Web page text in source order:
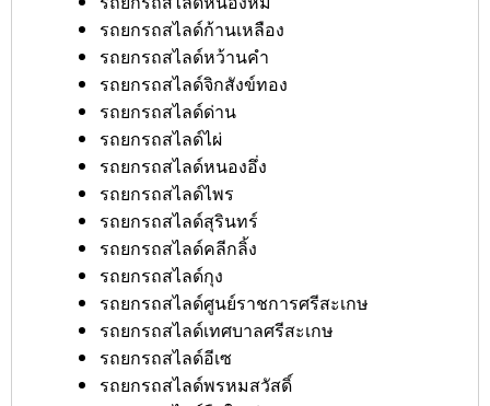
รถยกรถสไลด์ก้านเหลือง
รถยกรถสไลด์หว้านคำ
รถยกรถสไลด์จิกสังข์ทอง
รถยกรถสไลด์ด่าน
รถยกรถสไลด์ไผ่
รถยกรถสไลด์หนองอึ่ง
รถยกรถสไลด์ไพร
รถยกรถสไลด์สุรินทร์
รถยกรถสไลด์คลีกลิ้ง
รถยกรถสไลด์กุง
รถยกรถสไลด์ศูนย์ราชการศรีสะเกษ
รถยกรถสไลด์เทศบาลศรีสะเกษ
รถยกรถสไลด์อีเซ
รถยกรถสไลด์พรหมสวัสดิ์